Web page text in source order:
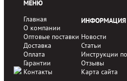
МЕНЮ
Главная
О компании
Оптовые поставки
Доставка
Оплата
Гарантии
Контакты
ИНФОРМАЦИЯ
Новости
Статьи
Инструкции
Отзывы
Карта сайта